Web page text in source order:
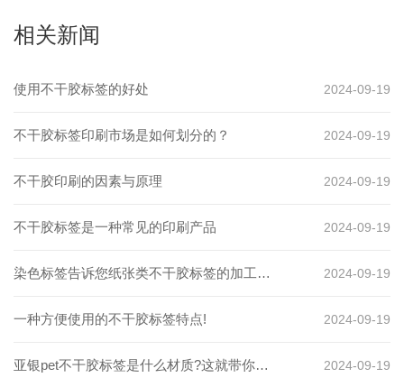
相关新闻
使用不干胶标签的好处 2024-09-19
不干胶标签印刷市场是如何划分的？ 2024-09-19
不干胶印刷的因素与原理 2024-09-19
不干胶标签是一种常见的印刷产品 2024-09-19
染色标签告诉您纸张类不干胶标签的加工方
法
2024-09-19
一种方便使用的不干胶标签特点! 2024-09-19
亚银pet不干胶标签是什么材质?这就带你了 2024-09-19